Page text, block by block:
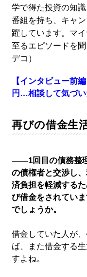
学で得た投資の知
番組を持ち、キャ
躍しています。マ
至るエピソードを
デコ）
【インタビュー前
円…相談して気づい
再びの借金生
――1回目の債務整
の債権者と交渉し
済負担を軽減する
び借金をされてい
でしょうか。
借金していた人が
ば、また借金する
すよね。